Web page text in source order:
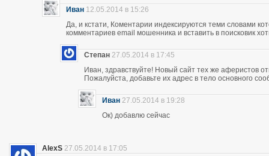
Иван 12.05.2014 в 15:26
Да, и кстати, Коментарии индексируются теми словами
комментариев email мошенника и вставить в поисковик
Степан 27.05.2014 в 17:45
Иван, здравствуйте! Новый сайт тех же аферистов
Пожалуйста, добавьте их адрес в тело основного
Иван 27.05.2014 в 19:28
Ок) добавлю сейчас
AlexS 27.05.2014 в 17:05